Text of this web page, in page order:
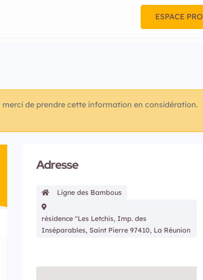
ESPACE PRO
merci de prendre cette information en considération.
Adresse
Ligne des Bambous
résidence "Les Letchis, Imp. des
Inséparables, Saint Pierre 97410, La Réunion